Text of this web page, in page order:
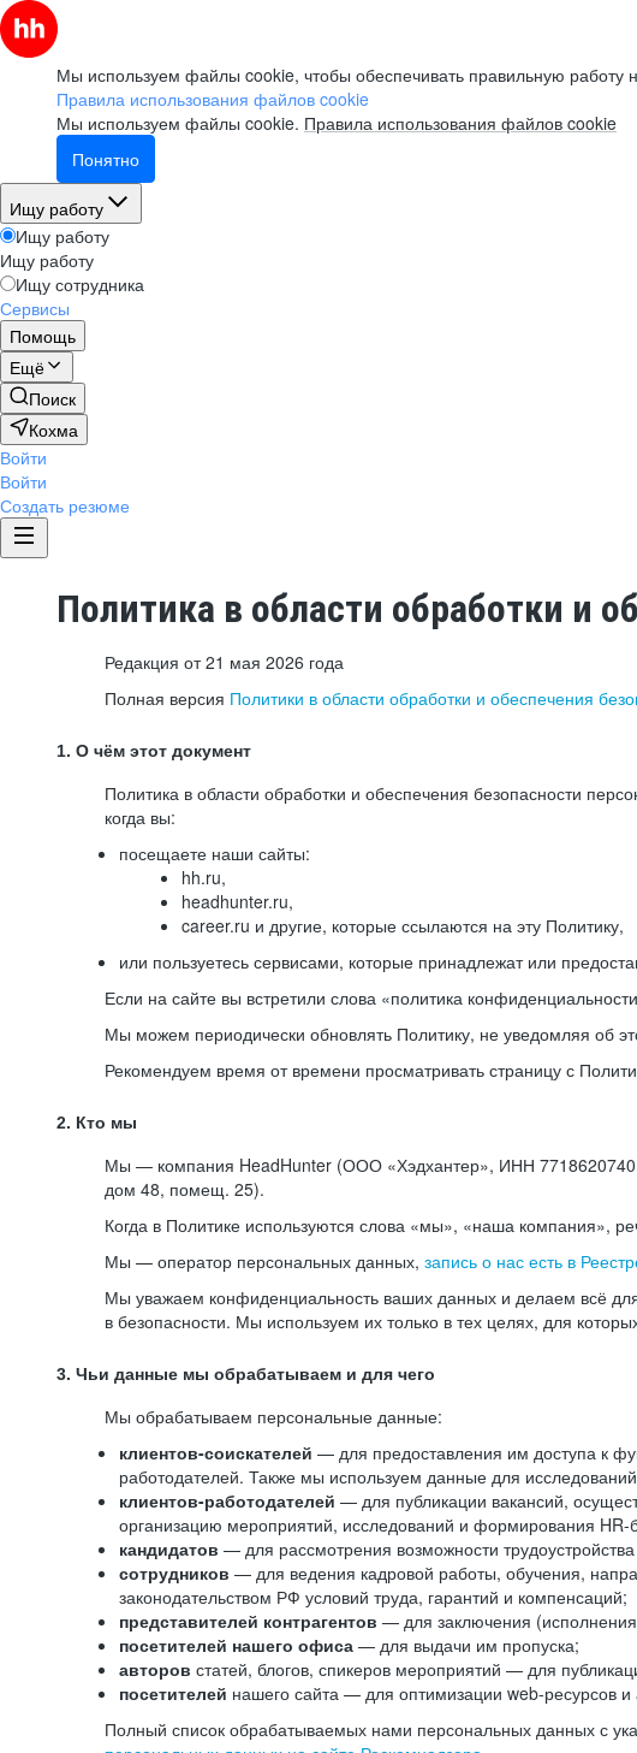
Мы используем файлы cookie, чтобы обеспечивать правильную работу
Правила использования файлов cookie
Мы используем файлы cookie. Правила использования файлов cookie
Понятно
Ищу работу
Ищу работу
Ищу работу
Ищу сотрудника
Сервисы
Помощь
Ещё
Поиск
Кохма
Войти
Войти
Создать резюме
Политика в области обработки и
Редакция от 21 мая 2026 года
Полная версия Политики в области обработки и обеспечения
1. О чём этот документ
Политика в области обработки и обеспечения безопасности
когда вы:
посещаете наши сайты:
hh.ru,
headhunter.ru,
career.ru и другие, которые ссылаются на эту Политику,
или пользуетесь сервисами, которые принадлежат или
Если на сайте вы встретили слова «политика
Мы можем периодически обновлять Политику, не уведомляя об
Рекомендуем время от времени просматривать страницу с
2. Кто мы
Мы — компания HeadHunter (ООО «Хэдхантер», ИНН 7718620740,
дом 48, помещ. 25).
Когда в Политике используются слова «мы», «наша компания»,
Мы — оператор персональных данных, запись о нас есть в
Мы уважаем конфиденциальность ваших данных и делаем всё
в безопасности. Мы используем их только в тех целях, для
3. Чьи данные мы обрабатываем и для чего
Мы обрабатываем персональные данные:
клиентов-соискателей — для предоставления им доступа к
работодателей. Также мы используем данные для
клиентов-работодателей — для публикации вакансий,
организацию мероприятий, исследований и формирования HR-
кандидатов — для рассмотрения возможности
сотрудников — для ведения кадровой работы, обучения,
законодательством РФ условий труда, гарантий и компенсаций;
представителей контрагентов — для заключения
посетителей нашего офиса — для выдачи им пропуска;
авторов статей, блогов, спикеров мероприятий — для
посетителей нашего сайта — для оптимизации web-ресурсов и
Полный список обрабатываемых нами персональных данных с